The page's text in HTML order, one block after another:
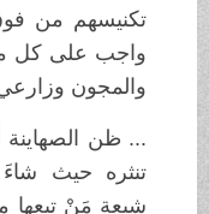
تكنيسهم من فوق
واجب على كل
والمجون وزارعي
... ظن الصهاينة
تنثره حيث شاءَ
شيعةٍ مَنْ تبعها مِن